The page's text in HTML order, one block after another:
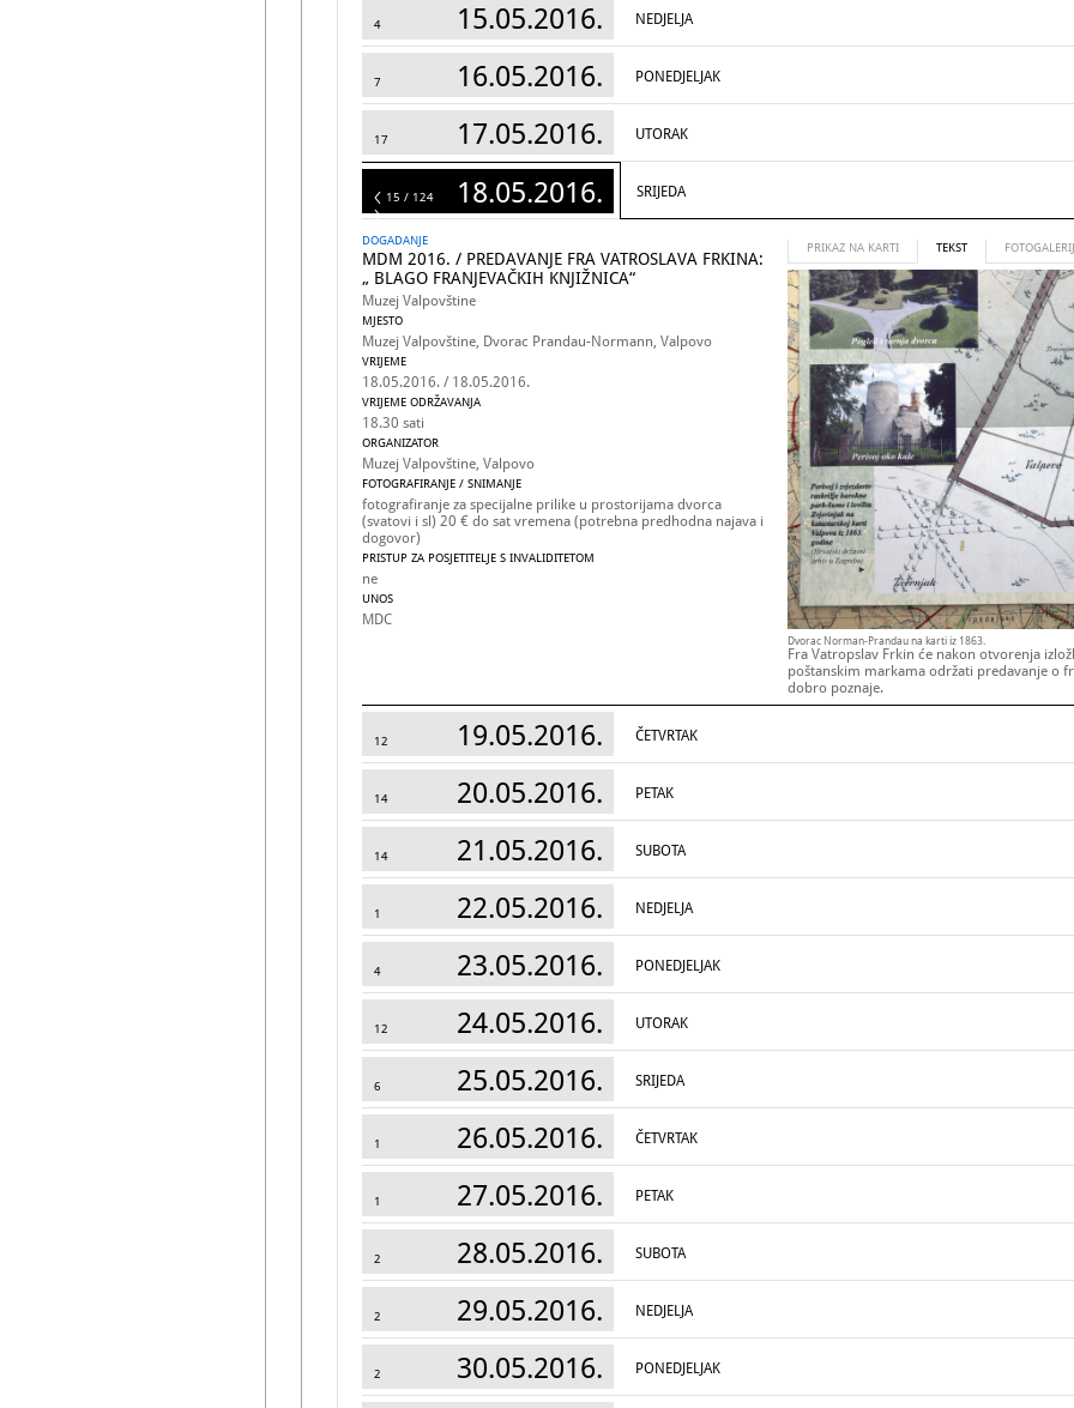
4 15.05.2016. NEDJELJA
7 16.05.2016. PONEDJELJAK
17 17.05.2016. UTORAK
124 18.05.2016. SRIJEDA
15 / 124
DOGADANJE
MDM 2016. / PREDAVANJE FRA VATROSLAVA FRKINA:
„ BLAGO FRANJEVAČKIH KNJIŽNICA“
Muzej Valpovštine
MJESTO
Muzej Valpovštine, Dvorac Prandau-Normann, Valpovo
VRIJEME
18.05.2016. / 18.05.2016.
VRIJEME ODRŽAVANJA
18.30 sati
ORGANIZATOR
Muzej Valpovštine, Valpovo
FOTOGRAFIRANJE / SNIMANJE
fotografiranje za specijalne prilike u prostorijama dvorca
(svatovi i sl) 20 € do sat vremena (potrebna predhodna najava i
dogovor)
PRISTUP ZA POSJETITELJE S INVALIDITETOM
ne
UNOS
MDC
PRIKAZ NA KARTI TEKST
Dvorac Norman-Prandau na karti iz 1863.
Fra Vatropslav Frkin će nakon otvorenja
poštanskim markama održati predavanje o
dobro poznaje.
Europska noć muzeja,21. svibnja 2016.:
12 19.05.2016. ČETVRTAK
14 20.05.2016. PETAK
14 21.05.2016. SUBOTA
1 22.05.2016. NEDJELJA
4 23.05.2016. PONEDJELJAK
12 24.05.2016. UTORAK
6 25.05.2016. SRIJEDA
1 26.05.2016. ČETVRTAK
1 27.05.2016. PETAK
2 28.05.2016. SUBOTA
2 29.05.2016. NEDJELJA
2 30.05.2016. PONEDJELJAK